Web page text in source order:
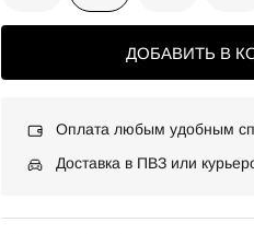
ДОБАВИТЬ В
Оплата любым удобным
Доставка в ПВЗ или